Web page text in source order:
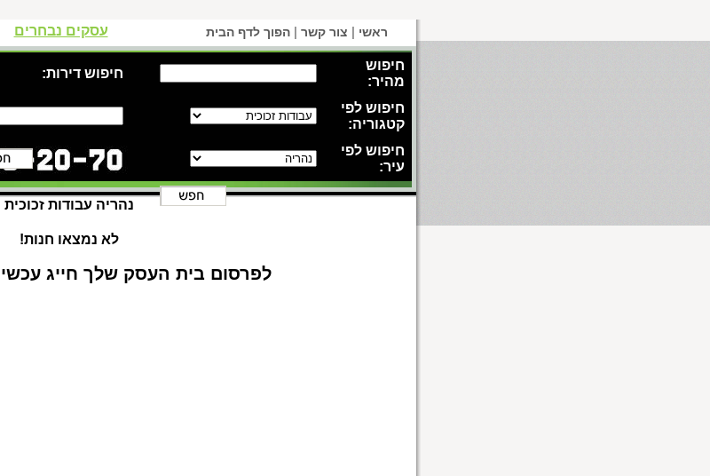
ראשי | צור קשר | הפוך לדף הבית עסקים נבחרים
חיפוש
מהיר:
חיפוש דירות:
חיפוש לפי
קטגוריה:
חיפוש לפי
עיר:
נהריה עבודות זכוכית
לא נמצאו חנות!
לפרסום בית העסק שלך חייג עכשיו 1-700-55-20-